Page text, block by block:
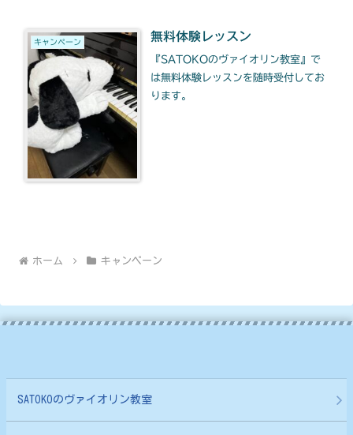
キャンペーン 無料体験レッスン
『SATOKOのヴァイオリン教室』で
は無料体験レッスンを随時受付してお
ります。
ホーム キャンペーン
SATOKOのヴァイオリン教室